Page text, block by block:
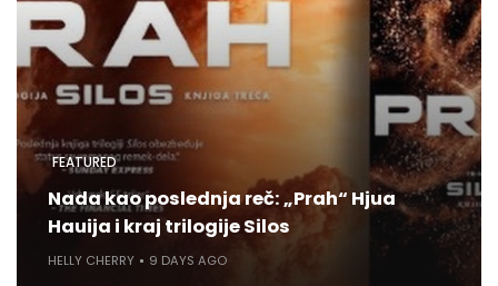
FEATURED
Nada kao poslednja reč: „Prah“ Hjua
Hauija i kraj trilogije Silos
HELLY CHERRY 9 DAYS AGO